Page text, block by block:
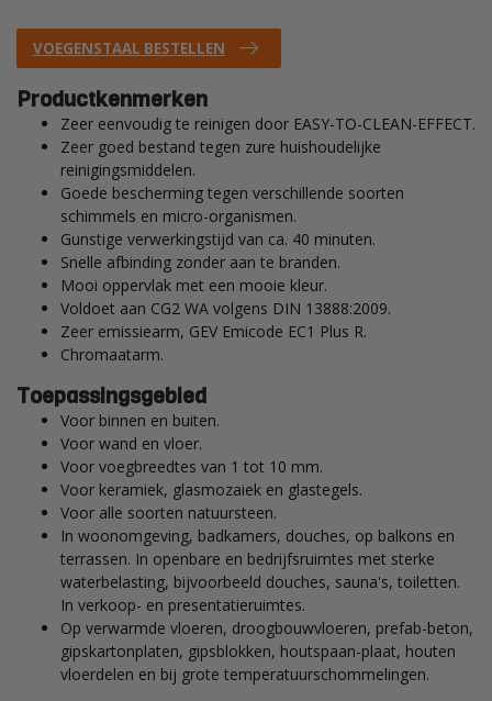
VOEGENSTAAL BESTELLEN
Productkenmerken
Zeer eenvoudig te reinigen door EASY-TO-CLEAN-EFFECT.
Zeer goed bestand tegen zure huishoudelijke
reinigingsmiddelen.
Goede bescherming tegen verschillende soorten
schimmels en micro-organismen.
Gunstige verwerkingstijd van ca. 40 minuten.
Snelle afbinding zonder aan te branden.
Mooi oppervlak met een mooie kleur.
Voldoet aan CG2 WA volgens DIN 13888:2009.
Zeer emissiearm, GEV Emicode EC1 Plus R.
Chromaatarm.
Toepassingsgebied
Voor binnen en buiten.
Voor wand en vloer.
Voor voegbreedtes van 1 tot 10 mm.
Voor keramiek, glasmozaiek en glastegels.
Voor alle soorten natuursteen.
In woonomgeving, badkamers, douches, op balkons en
terrassen. In openbare en bedrijfsruimtes met sterke
waterbelasting, bijvoorbeeld douches, sauna's, toiletten.
In verkoop- en presentatieruimtes.
Op verwarmde vloeren, droogbouwvloeren, prefab-beton,
gipskartonplaten, gipsblokken, houtspaan-plaat, houten
vloerdelen en bij grote temperatuurschommelingen.